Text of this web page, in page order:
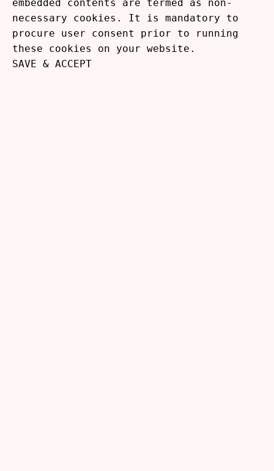
embedded contents are termed as non-
necessary cookies. It is mandatory to
procure user consent prior to running
these cookies on your website.
SAVE & ACCEPT